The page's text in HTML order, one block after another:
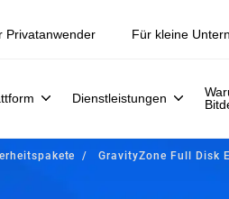
Live-Webinar, 30. Juli.
Privatanwender Für kleine
Dienstleistungen
GravityZone Full Disk